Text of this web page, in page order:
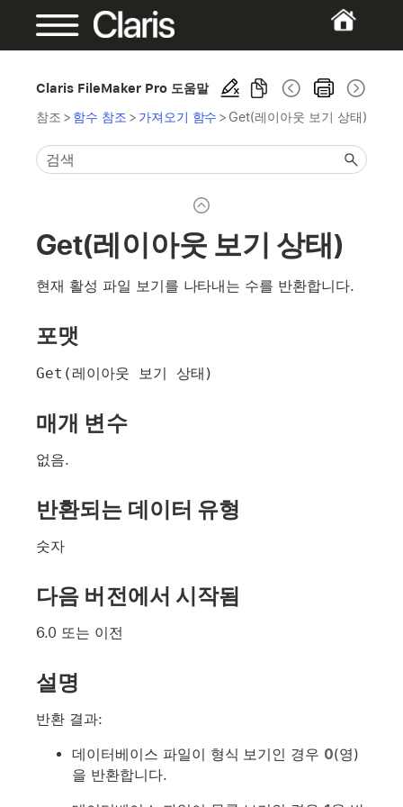
Claris FileMaker Pro 도움말
참조 > 함수 참조 > 가져오기 함수 > Get(레이아웃 보기 상태)
Get(레이아웃 보기 상태)
현재 활성 파일 보기를 나타내는 수를 반환합니다.
포맷
Get(레이아웃 보기 상태)
매개 변수
없음.
반환되는 데이터 유형
숫자
다음 버전에서 시작됨
6.0 또는 이전
설명
반환 결과:
데이터베이스 파일이 형식 보기인 경우 0(영)
을 반환합니다.